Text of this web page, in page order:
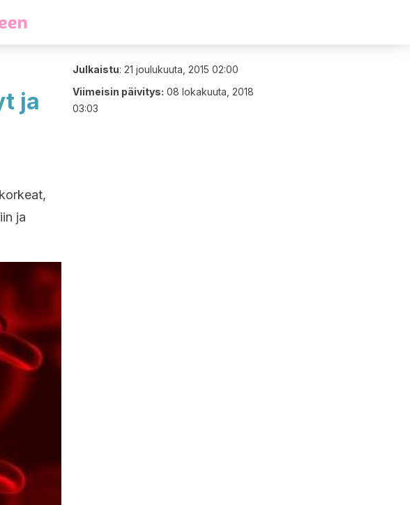
ja
ja
Julkaistu: 21 joulukuuta, 2015 02:00
Viimeisin päivitys: 08 lokakuuta, 2018
03:03